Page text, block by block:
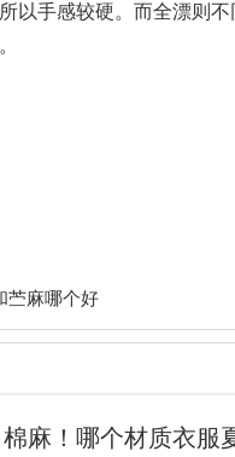
以手感较硬。而全漂则
苎麻哪个好